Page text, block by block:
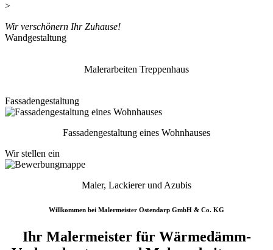
>
Wir verschönern Ihr Zuhause!
Wandgestaltung
Malerarbeiten Treppenhaus
Fassadengestaltung
Fassadengestaltung eines Wohnhauses
Wir stellen ein
Maler, Lackierer und Azubis
Willkommen bei Malermeister Ostendarp GmbH & Co. KG
Ihr Malermeister für Wärmedämm-